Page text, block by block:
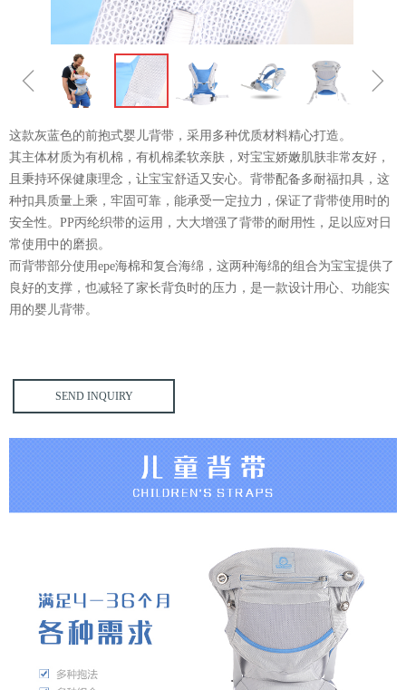
ꁆ ꁇ
这款灰蓝色的前抱式婴儿背带，采用多种优质材料精心打造。
其主体材质为有机棉，有机棉柔软亲肤，对宝宝娇嫩肌肤非常友好，
且秉持环保健康理念，让宝宝舒适又安心。背带配备多耐福扣具，这
种扣具质量上乘，牢固可靠，能承受一定拉力，保证了背带使用时的
安全性。PP丙纶织带的运用，大大增强了背带的耐用性，足以应对日
常使用中的磨损。
而背带部分使用epe海棉和复合海绵，这两种海绵的组合为宝宝提供了
良好的支撑，也减轻了家长背负时的压力，是一款设计用心、功能实
用的婴儿背带。
SEND INQUIRY